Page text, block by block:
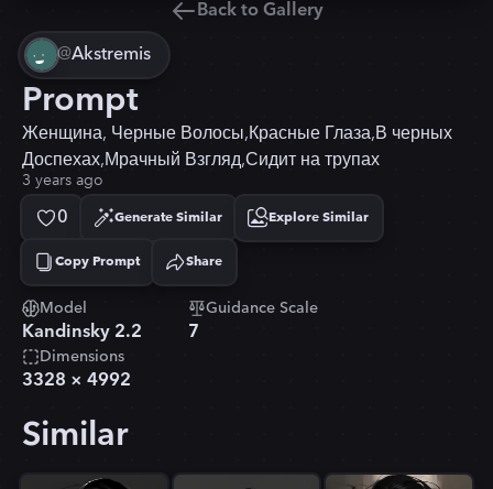
Back to Gallery
@Akstremis
Prompt
Женщина, Черные Волосы,Красные Глаза,В черных
Доспехах,Мрачный Взгляд,Сидит на трупах
3 years ago
0 Generate Similar Explore Similar
Copy Prompt
Copied! Share
Model
Kandinsky 2.2
Guidance Scale
7
Dimensions
3328 × 4992
Similar